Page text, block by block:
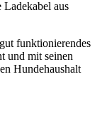
Ladekabel aus
funktionierendes
und mit seinen
Hundehaushalt